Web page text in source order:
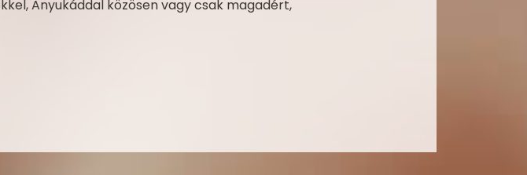
Anyukáddal közösen vagy csak magadért,